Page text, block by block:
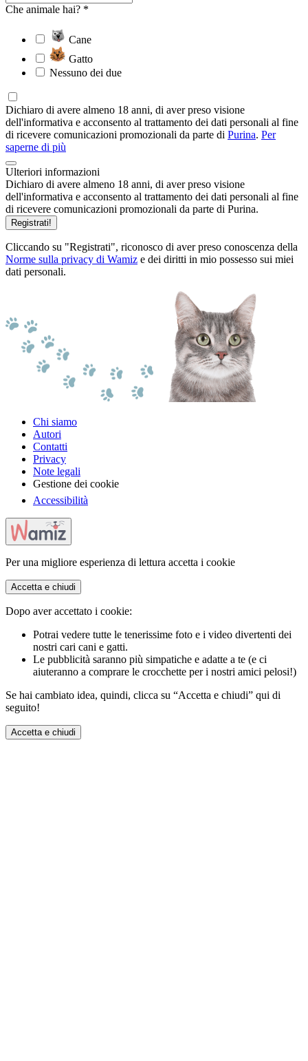
Che animale hai? *
Cane
Gatto
Nessuno dei due
Dichiaro di avere almeno 18 anni, di aver preso visione
dell'informativa e acconsento al trattamento dei dati personali al fine
di ricevere comunicazioni promozionali da parte di Purina. Per
saperne di più
Ulteriori informazioni
Dichiaro di avere almeno 18 anni, di aver preso visione
dell'informativa e acconsento al trattamento dei dati personali al fine
di ricevere comunicazioni promozionali da parte di Purina.
Registrati!
Cliccando su "Registrati", riconosco di aver preso conoscenza della
Norme sulla privacy di Wamiz e dei diritti in mio possesso sui miei
dati personali.
Chi siamo
Autori
Contatti
Privacy
Note legali
Gestione dei cookie
Accessibilità
Per una migliore esperienza di lettura accetta i cookie
Accetta e chiudi
Dopo aver accettato i cookie:
Potrai vedere tutte le tenerissime foto e i video divertenti dei
nostri cari cani e gatti.
Le pubblicità saranno più simpatiche e adatte a te (e ci
aiuteranno a comprare le crocchette per i nostri amici pelosi!)
Se hai cambiato idea, quindi, clicca su “Accetta e chiudi” qui di
seguito!
Accetta e chiudi